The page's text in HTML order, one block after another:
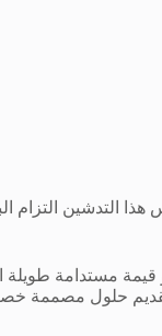
التدشين التزام
مستدامة طويلة
حلول مصممة